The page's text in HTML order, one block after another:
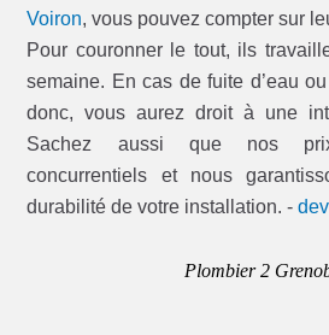
Voiron, vous pouvez compter sur
Pour couronner le tout, ils
semaine. En cas de fuite d’eau
donc, vous aurez droit à une
Sachez aussi que nos
concurrentiels et nous
durabilité de votre installation. -
Plombier 2